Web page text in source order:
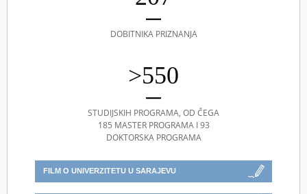
DOBITNIKA PRIZNANJA
>550
STUDIJSKIH PROGRAMA, OD ČEGA
185 MASTER PROGRAMA I 93
DOKTORSKA PROGRAMA
FILM O UNIVERZITETU U SARAJEVU